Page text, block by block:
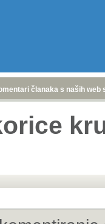
članaka s naših web